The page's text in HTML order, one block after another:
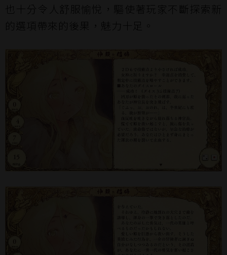
也十分令人舒服愉悅，驅使著玩家不斷探索新
的選項帶來的後果，魅力十足。